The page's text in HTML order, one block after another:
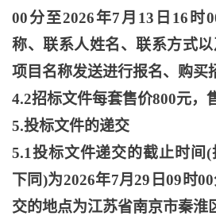
00分至2026年7月13日16时
称、联系人姓名、联系方式
项目名称发送进行报名、购买
4.2招标文件每套售价800元，
5.投标文件的递交
5.1投标文件递交的截止时间(
下同)为2026年7月29日09时
交的地点为江苏省南京市秦淮